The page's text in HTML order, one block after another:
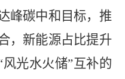
峰碳中和目标，推
，新能源占比提升
风光水火储”互补的